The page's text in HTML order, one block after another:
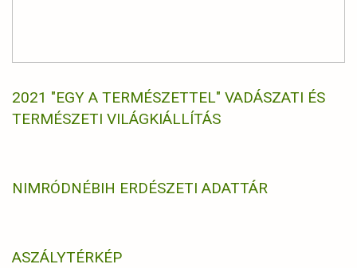
2021 "EGY A TERMÉSZETTEL" VADÁSZATI ÉS
TERMÉSZETI VILÁGKIÁLLÍTÁS
NIMRÓDNÉBIH ERDÉSZETI ADATTÁR
ASZÁLYTÉRKÉP